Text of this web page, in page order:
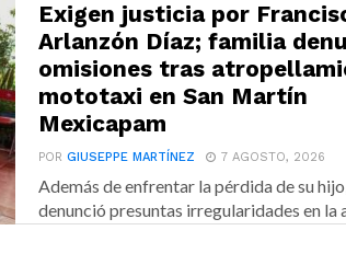
Exigen justicia por
Arlanzón Díaz; familia
omisiones tras
mototaxi en San Martín
Mexicapam
PORGIUSEPPE MARTÍNEZ 7 AGOSTO, 2026
Además de enfrentar la pérdida de su
denunció presuntas irregularidades en la